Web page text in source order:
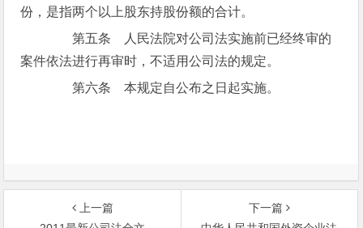
份，是指两个以上股东持股份额的合计。
第五条 人民法院对公司法实施前已经终审的
案件依法进行再审时，不适用公司法的规定。
第六条 本规定自公布之日起实施。
上一篇
下一篇